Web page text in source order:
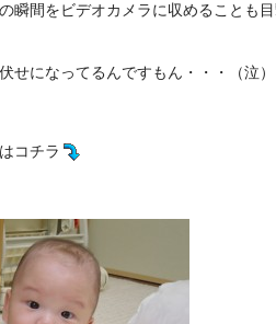
瞬間をビデオカメラに収めることも
せになってるんですもん・・・（泣）
コチラ